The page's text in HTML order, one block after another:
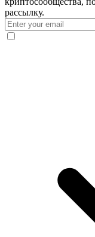
рассылку.